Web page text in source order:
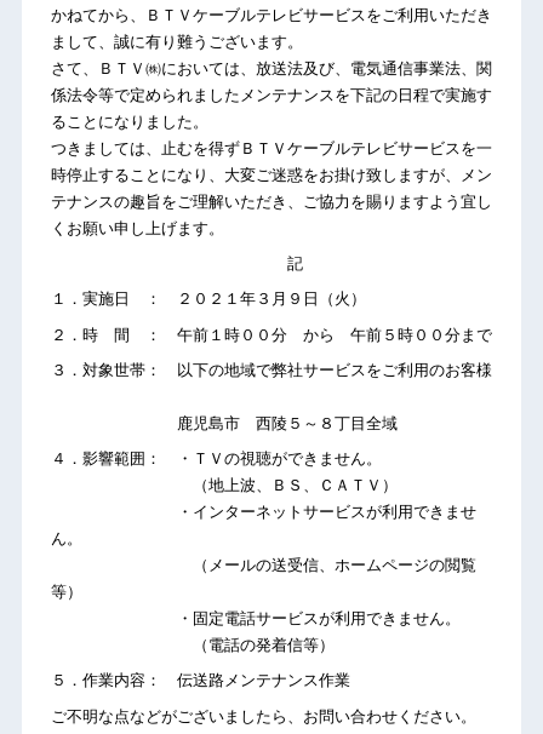
かねてから、ＢＴＶケーブルテレビサービスをご利用いただき
まして、誠に有り難うございます。
さて、ＢＴＶ㈱においては、放送法及び、電気通信事業法、関
係法令等で定められましたメンテナンスを下記の日程で実施す
ることになりました。
つきましては、止むを得ずＢＴＶケーブルテレビサービスを一
時停止することになり、大変ご迷惑をお掛け致しますが、メン
テナンスの趣旨をご理解いただき、ご協力を賜りますよう宜し
くお願い申し上げます。
記
１．実施日 ： ２０２１年３月９日（火）
２．時 間 ： 午前１時００分 から 午前５時００分まで
３．対象世帯： 以下の地域で弊社サービスをご利用のお客様
鹿児島市 西陵５～８丁目全域
４．影響範囲： ・ＴＶの視聴ができません。
（地上波、ＢＳ、ＣＡＴＶ）
・インターネットサービスが利用できませ
ん。
（メールの送受信、ホームページの閲覧
等）
・固定電話サービスが利用できません。
（電話の発着信等）
５．作業内容： 伝送路メンテナンス作業
ご不明な点などがございましたら、お問い合わせください。